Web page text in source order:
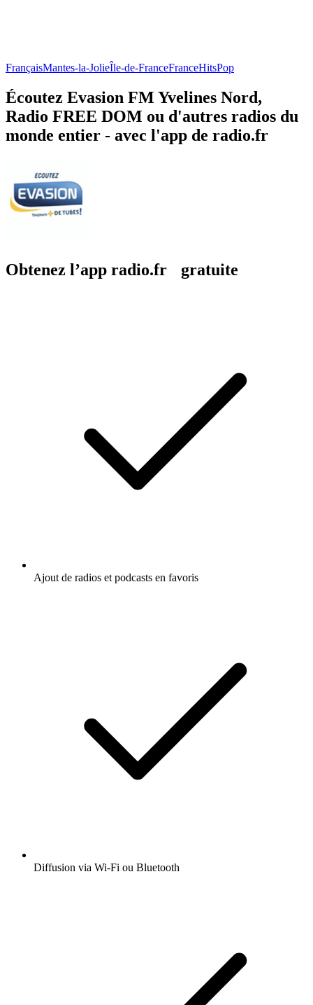
FrançaisMantes-la-JolieÎle-de-FranceFranceHitsPop
Écoutez Evasion FM Yvelines Nord,
Radio FREE DOM ou d'autres radios du
monde entier - avec l'app de radio.fr
Obtenez l’app radio.fr gratuite
Ajout de radios et podcasts en favoris
Diffusion via Wi-Fi ou Bluetooth